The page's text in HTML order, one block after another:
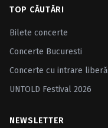
TOP CĂUTĂRI
Bilete concerte
Concerte Bucuresti
Concerte cu intrare liberă
UNTOLD Festival 2026
NEWSLETTER